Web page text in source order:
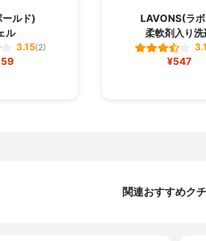
ルド)
ル
3.15(2)
LAVONS(ラ
柔軟剤入り洗
¥547
関連おすすめク